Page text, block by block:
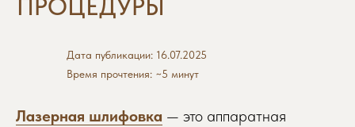
Дата публикации: 16.07.2025
Время прочтения: ~5 минут
Лазерная шлифовка — это аппаратная